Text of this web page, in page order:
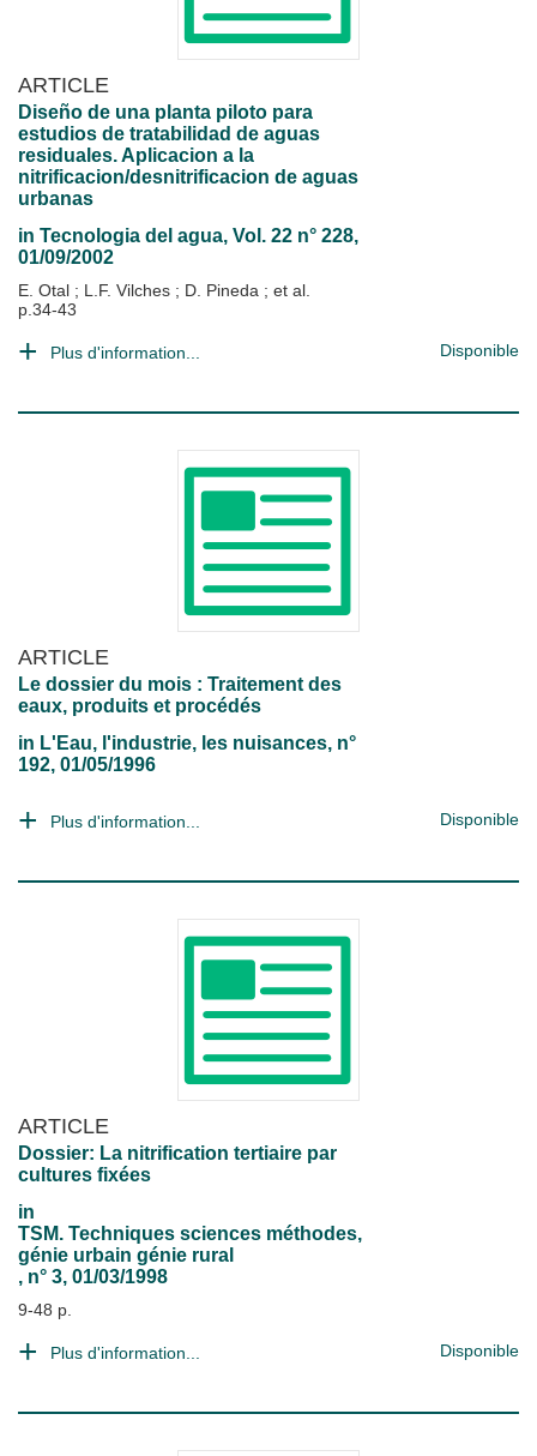
ARTICLE
Diseño de una planta piloto para
estudios de tratabilidad de aguas
residuales. Aplicacion a la
nitrificacion/desnitrificacion de aguas
urbanas
in Tecnologia del agua, Vol. 22 n° 228,
01/09/2002
E. Otal ; L.F. Vilches ; D. Pineda ; et al.
p.34-43
Plus d'information... Disponible
ARTICLE
Le dossier du mois : Traitement des
eaux, produits et procédés
in L'Eau, l'industrie, les nuisances, n°
192, 01/05/1996
Plus d'information... Disponible
ARTICLE
Dossier: La nitrification tertiaire par
cultures fixées
in
TSM. Techniques sciences méthodes,
génie urbain génie rural
, n° 3, 01/03/1998
9-48 p.
Plus d'information... Disponible